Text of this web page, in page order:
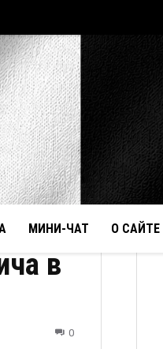
МИНИ-ЧАТ О САЙТЕ
в
0